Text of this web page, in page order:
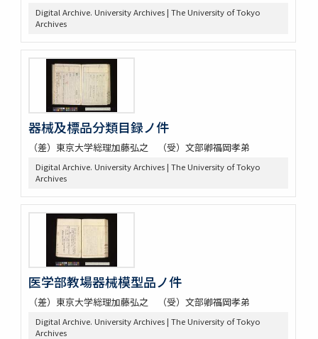
Digital Archive. University Archives | The University of Tokyo
Archives
器械及標品分類目録ノ件
（差）東京大学総理加藤弘之 （受）文部卿福岡孝弟
Digital Archive. University Archives | The University of Tokyo
Archives
医学部教場器械模型品ノ件
（差）東京大学総理加藤弘之 （受）文部卿福岡孝弟
Digital Archive. University Archives | The University of Tokyo
Archives